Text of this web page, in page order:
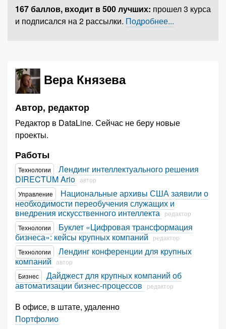
167 баллов, входит в 500 лучших: прошел 3 курса
и подписался на 2 рассылки. Подробнее...
Вера Князева
Автор, редактор
Редактор в DataLine. Сейчас не беру новые
проекты.
Работы
Технологии
Лендинг интеллектуального решения
DIRECTUM Ario автор
Управление
Национальные архивы США заявили о
необходимости переобучения служащих и
внедрения искусственного интеллекта редактор
Технологии
Буклет «Цифровая трансформация
бизнеса»: кейсы крупных компаний редактор
Технологии
Лендинг конференции для крупных
компаний автор
Бизнес
Дайджест для крупных компаний об
автоматизации бизнес-процессов редактор
В офисе, в штате, удаленно
Портфолио